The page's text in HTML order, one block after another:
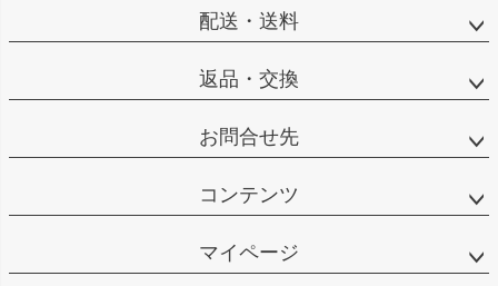
配送・送料
返品・交換
お問合せ先
コンテンツ
マイページ